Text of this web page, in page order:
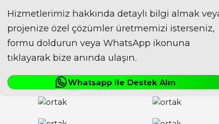
Hizmetlerimiz hakkında detaylı bilgi almak
projenize özel çözümler üretmemizi isterseniz,
formu doldurun veya WhatsApp ikonuna
tıklayarak bize anında ulaşın.
Whatsapp ile Destek Alın